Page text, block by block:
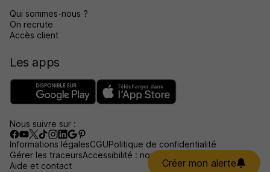
Créer mon alerte
Qui sommes-nous ?
On recrute
Accès client
Les apps
Nous suivre sur :
Informations légalesCGUPolitique de confidentialité
Gérer les traceursAccessibilité : non conforme
Aide et contact